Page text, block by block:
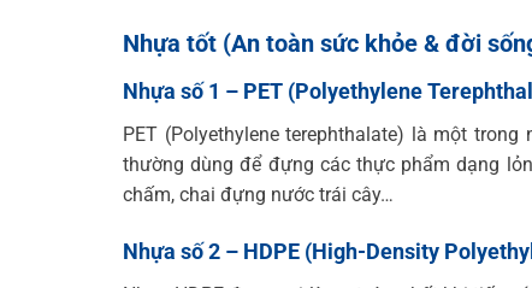
Nhựa tốt (An toàn sức khỏe & đời
Nhựa số 1 – PET (Polyethylene
PET (Polyethylene terephthalate) là một
thường dùng để đựng các thực phẩm dạng
chấm, chai đựng nước trái cây…
Nhựa số 2 – HDPE (High-Density